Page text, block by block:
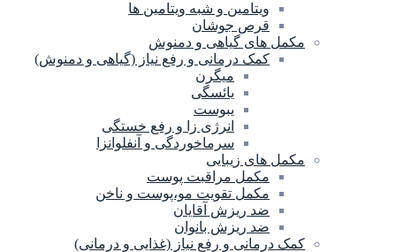
ویتامین و شبه ویتامین ها
قرص جوشان
مکمل های گیاهی و دمنوش
کمک درمانی و رفع نیاز (گیاهی و دمنوش)
میگرن
یائسگی
یبوست
انرژی زا و رفع خستگی
سرماخوردگی و آنفلوانزا
مکمل های زیبایی
مکمل مراقبت پوست
مکمل تقویت مو،پوست و ناخن
ضد ریزش آقایان
ضد ریزش بانوان
کمک درمانی و رفع نیاز (غذایی و درمانی)